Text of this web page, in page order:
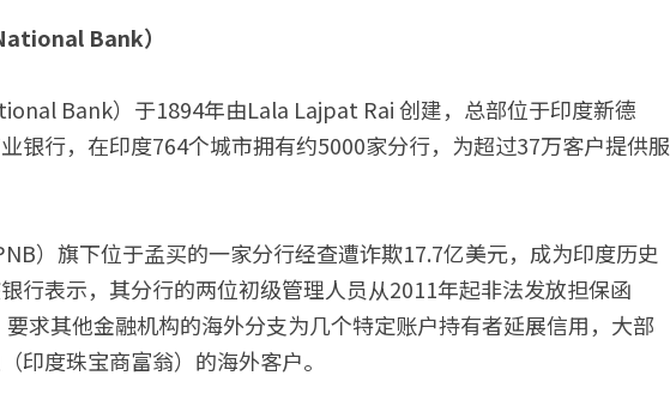
Bank）
Bank）于1894年由Lala Lajpat Rai 创建，总部位于印度新德
银行，在印度764个城市拥有约5000家分行，为超过37万客户提供服
）旗下位于孟买的一家分行经查遭诈欺17.7亿美元，成为印度历史
行表示，其分行的两位初级管理人员从2011年起非法发放担保函
求其他金融机构的海外分支为几个特定账户持有者延展信用，大部
度珠宝商富翁）的海外客户。